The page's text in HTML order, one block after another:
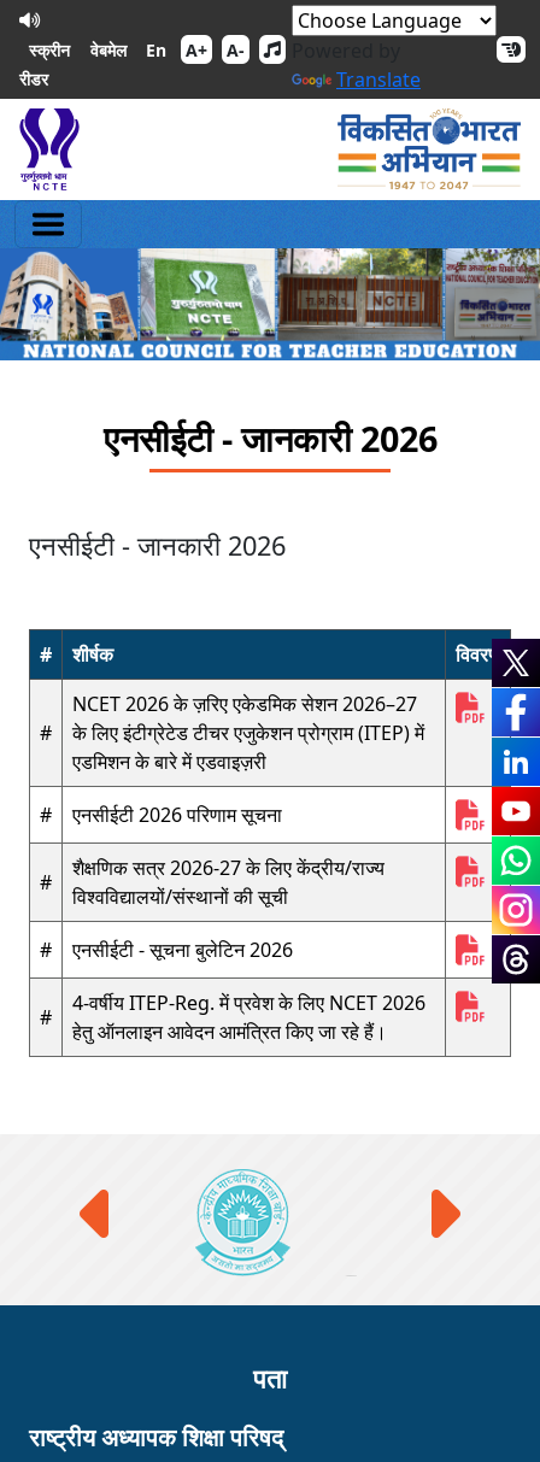
स्क्रीन
रीडर
वेबमेल En A+ A-
Translate
एनसीईटी - जानकारी 2026
एनसीईटी - जानकारी 2026
# शीर्षक विवरण
#
NCET 2026 के ज़रिए एकेडमिक सेशन 2026–27
के लिए इंटीग्रेटेड टीचर एजुकेशन प्रोग्राम (ITEP) में
एडमिशन के बारे में एडवाइज़री
#
एनसीईटी 2026 परिणाम सूचना
#
शैक्षणिक सत्र 2026-27 के लिए केंद्रीय/राज्य
विश्वविद्यालयों/संस्थानों की सूची
#
एनसीईटी - सूचना बुलेटिन 2026
#
4-वर्षीय ITEP-Reg. में प्रवेश के लिए NCET 2026
हेतु ऑनलाइन आवेदन आमंत्रित किए जा रहे हैं।
पता
राष्ट्रीय अध्यापक शिक्षा परिषद्